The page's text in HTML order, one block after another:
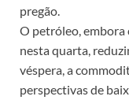
pregão.
O petróleo, embora
nesta quarta,
véspera, a
perspectivas de